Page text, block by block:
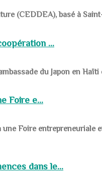
(CEDDEA), basé à
...
du Japon en
Foire e...
Foire entrepreneuriale
dans le...